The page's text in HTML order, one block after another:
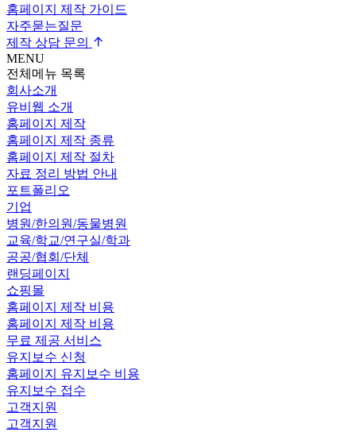
홈페이지 제작 가이드
자주묻는질문
제작 상담 문의
MENU
전체메뉴 목록
회사소개
유비웹 소개
홈페이지 제작
홈페이지 제작 종류
홈페이지 제작 절차
자료 정리 방법 안내
포트폴리오
기업
병원/한의원/동물병원
교육/학교/연구실/학과
공공/협회/단체
랜딩페이지
쇼핑몰
홈페이지 제작 비용
홈페이지 제작 비용
무료 제공 서비스
유지보수 신청
홈페이지 유지보수 비용
유지보수 접수
고객지원
고객지원